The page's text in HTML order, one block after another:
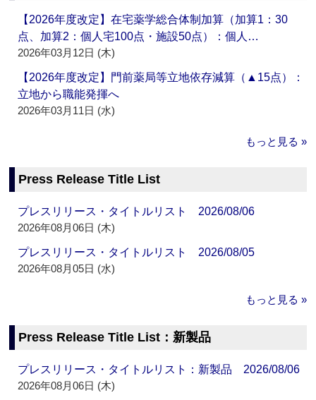
【2026年度改定】在宅薬学総合体制加算（加算1：30
点、加算2：個人宅100点・施設50点）：個人…
2026年03月12日 (木)
【2026年度改定】門前薬局等立地依存減算（▲15点）：
立地から職能発揮へ
2026年03月11日 (水)
もっと見る »
Press Release Title List
プレスリリース・タイトルリスト 2026/08/06
2026年08月06日 (木)
プレスリリース・タイトルリスト 2026/08/05
2026年08月05日 (水)
もっと見る »
Press Release Title List：新製品
プレスリリース・タイトルリスト：新製品 2026/08/06
2026年08月06日 (木)